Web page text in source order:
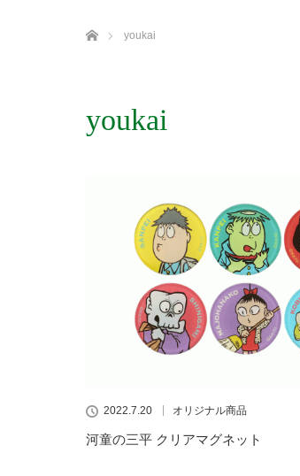
youkai
youkai
2022.7.20 オリジナル商品
河童の三平 クリアマグネット